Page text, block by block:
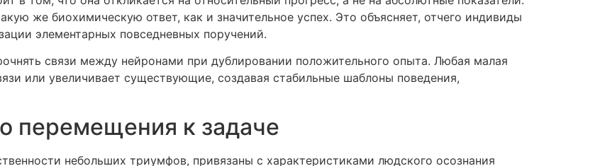
же биохимическую ответ, как и значительное успех. Это объясняет, отчего индивиды
элементарных повседневных поручений.
связи между нейронами при дублировании положительного опыта. Любая малая
или увеличивает существующие, создавая стабильные шаблоны поведения,
перемещения к задаче
небольших триумфов, привязаны с характеристиками людского осознания